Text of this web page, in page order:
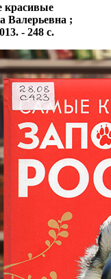
красивые
Валерьевна ;
- 248 с.